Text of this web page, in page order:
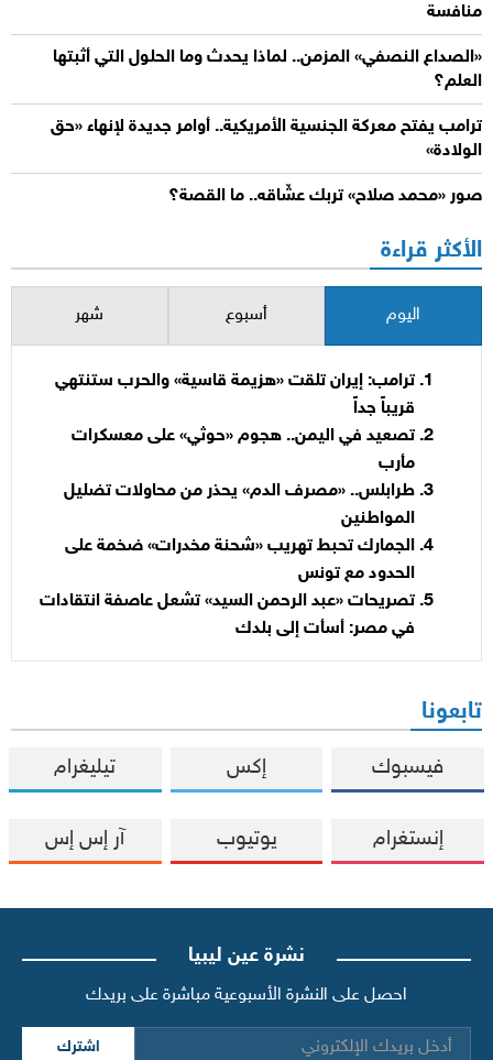
منافسة
«الصداع النصفي» المزمن.. لماذا يحدث وما الحلول التي أثبتها
العلم؟
ترامب يفتح معركة الجنسية الأمريكية.. أوامر جديدة لإنهاء «حق
الولادة»
صور «محمد صلاح» تربك عشّاقه.. ما القصة؟
الأكثر قراءة
اليوم أسبوع شهر
ترامب: إيران تلقت «هزيمة قاسية» والحرب ستنتهي
قريباً جداً
تصعيد في اليمن.. هجوم «حوثي» على معسكرات
مأرب
طرابلس.. «مصرف الدم» يحذر من محاولات تضليل
المواطنين
الجمارك تحبط تهريب «شحنة مخدرات» ضخمة على
الحدود مع تونس
تصريحات «عبد الرحمن السيد» تشعل عاصفة انتقادات
في مصر: أسأت إلى بلدك
تابعونا
فيسبوك إكس تيليغرام
إنستغرام يوتيوب آر إس إس
نشرة عين ليبيا
احصل على النشرة الأسبوعية مباشرة على بريدك
اشترك